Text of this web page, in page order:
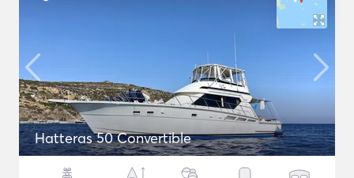
Hatteras 50 Convertible